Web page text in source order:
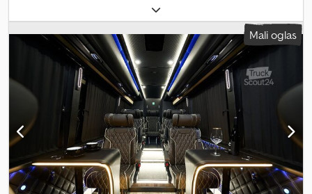
, međuosovinsko rastojanje:
ukupna težina:3.500 kg, kapacitet rezervoara za gorivo:93 l,
emisioni razred:Euro 6, boja:crn, broj sedišta:8, Godina
proizvodnje:2026, gorivo:dizel , broj mašine/vozila:NEW-36
ABS, centralno zaključavanje, dodatna prednja svetla,
elektronski program stabilnosti (ESP), filter za čađ, grejač za
parkiranje, klima uređaj, klizna vrata, kontrola proklizavanja,
letnje gume, maglenke, navigacioni sistem, nizak nivo buke,
registracija kamiona, registracija vozila, senzori za parkiranje,
servo upravljač, sistem imobilizera, tempomat, ugrađeni
računar, vazdušni jastuk, vučna spojnica prikolice, MB Sprinter
319 Bluetec - BusConcept Premium 2026 - Broj sedišta: 8/ 6+2
Crsdpfoi Ei Syox Agrjf Novo vozilo. Bez registracije, sa 2 godine
Mali oglas